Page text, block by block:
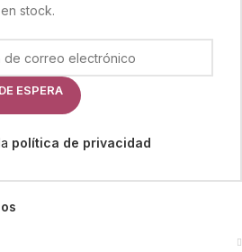
stock.
ESPERA
política de privacidad